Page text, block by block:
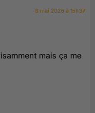
8 mai 2026 à 15h37
mais ça me